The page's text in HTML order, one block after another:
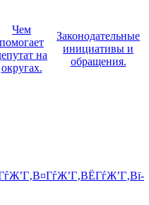
Чем
помогает
на
округах.
Законодательные
инициативы и
обращения.